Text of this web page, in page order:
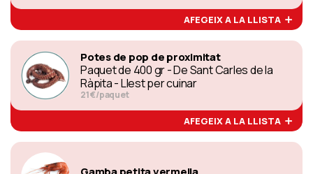
AFEGEIX A LA LLISTA
Potes de pop de proximitat
Paquet de 400 gr - De Sant Carles de la
Ràpita - Llest per cuinar
21 €/paquet
AFEGEIX A LA LLISTA